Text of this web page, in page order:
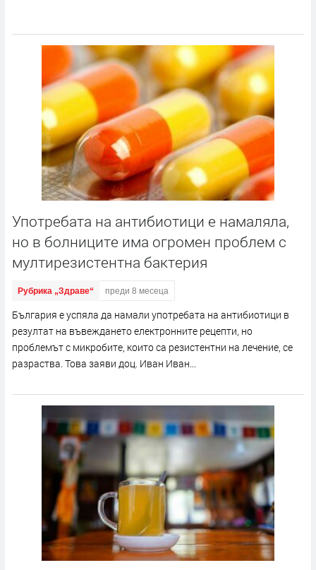
Употребата на антибиотици е намаляла,
но в болниците има огромен проблем с
мултирезистентна бактерия
Рубрика „Здраве“ преди 8 месеца
България е успяла да намали употребата на антибиотици в
резултат на въвеждането електронните рецепти, но
проблемът с микробите, които са резистентни на лечение, се
разраства. Това заяви доц. Иван Иван...